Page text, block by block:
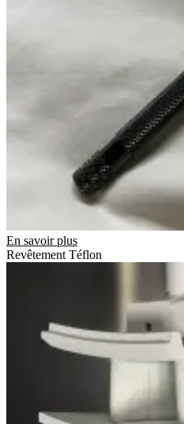
En savoir plus
Revêtement Téflon